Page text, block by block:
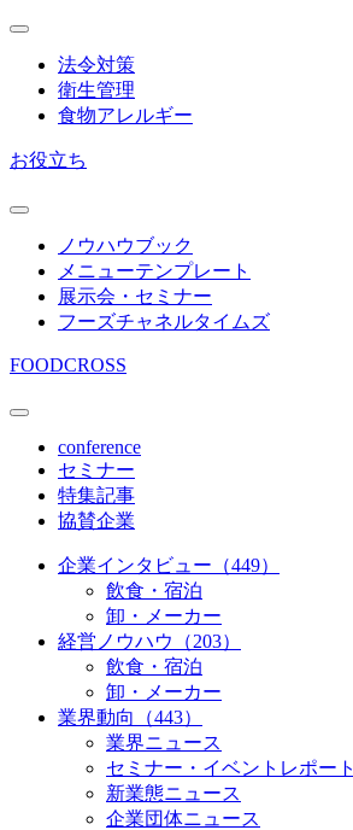
法令対策
衛生管理
食物アレルギー
お役立ち
ノウハウブック
メニューテンプレート
展示会・セミナー
フーズチャネルタイムズ
FOODCROSS
conference
セミナー
特集記事
協賛企業
企業インタビュー（449）
飲食・宿泊
卸・メーカー
経営ノウハウ（203）
飲食・宿泊
卸・メーカー
業界動向（443）
業界ニュース
セミナー・イベントレポート
新業態ニュース
企業団体ニュース